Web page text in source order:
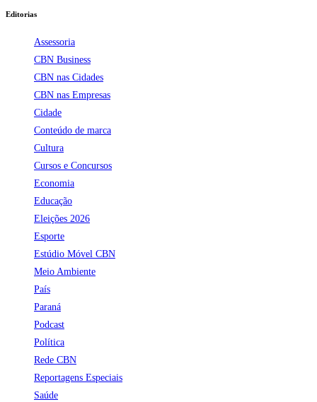
Editorias
Assessoria
CBN Business
CBN nas Cidades
CBN nas Empresas
Cidade
Conteúdo de marca
Cultura
Cursos e Concursos
Economia
Educação
Eleições 2026
Esporte
Estúdio Móvel CBN
Meio Ambiente
País
Paraná
Podcast
Política
Rede CBN
Reportagens Especiais
Saúde